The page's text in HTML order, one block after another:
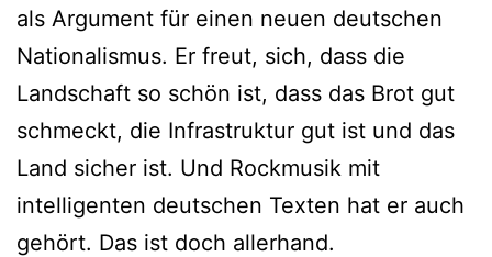
als Argument für einen neuen deutschen
Nationalismus. Er freut, sich, dass die
Landschaft so schön ist, dass das Brot gut
schmeckt, die Infrastruktur gut ist und das
Land sicher ist. Und Rockmusik mit
intelligenten deutschen Texten hat er auch
gehört. Das ist doch allerhand.